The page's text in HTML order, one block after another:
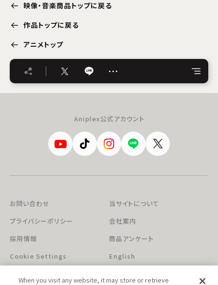
映像・音楽商品トップに戻る
作品トップに戻る
アニメトップ
…
Aniplex公式アカウント
お問い合わせ
当サイトについて
プライバシーポリシー
会社案内
採用情報
商品アンケート
Cookie Settings
English
When you visit any website, it may store or retrieve